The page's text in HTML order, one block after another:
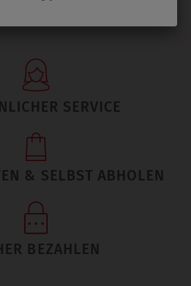
SERVICE
& SELBST ABHOLEN
BEZAHLEN